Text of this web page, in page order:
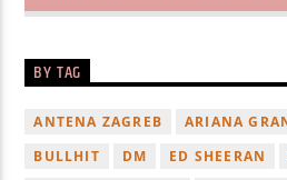
BY TAG
ANTENA ZAGREB ARIANA
BULLHIT
DM ED SHEERAN